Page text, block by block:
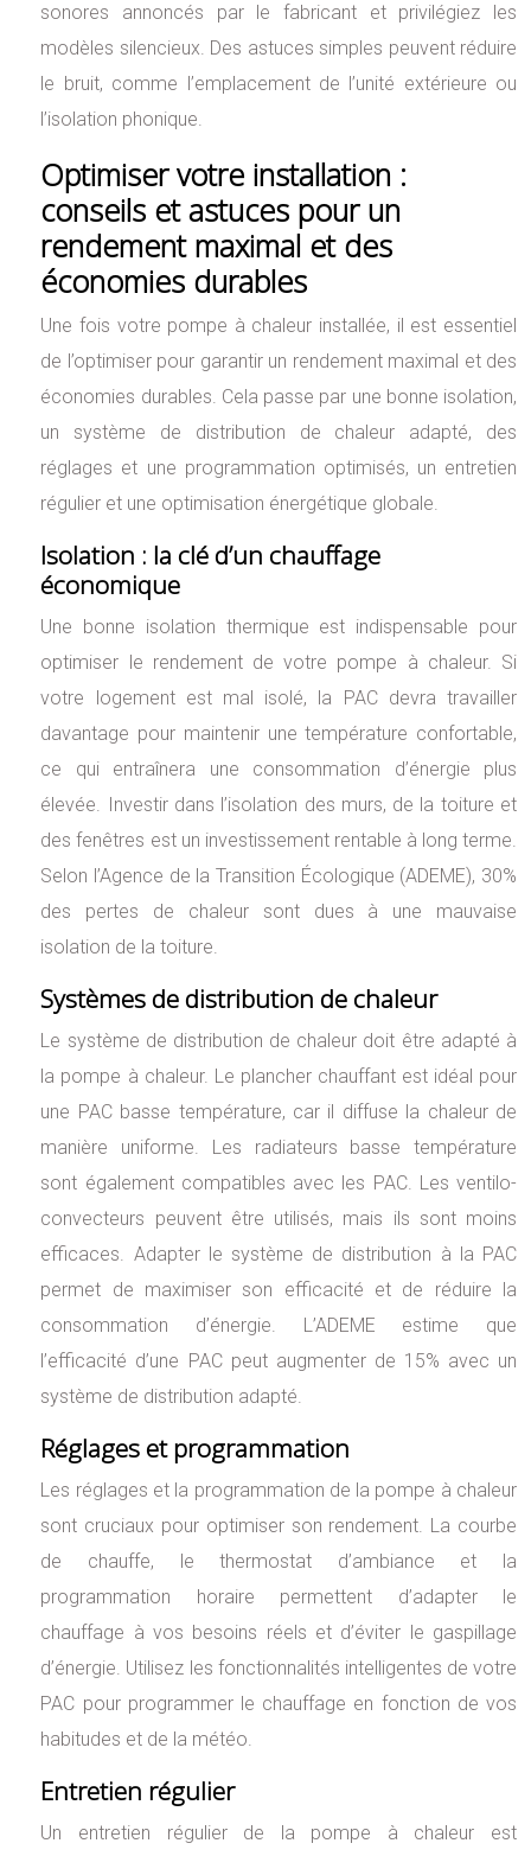
sonores annoncés par le fabricant et privilégiez les
modèles silencieux. Des astuces simples peuvent réduire
le bruit, comme l’emplacement de l’unité extérieure ou
l’isolation phonique.
Optimiser votre installation :
conseils et astuces pour un
rendement maximal et des
économies durables
Une fois votre pompe à chaleur installée, il est essentiel
de l’optimiser pour garantir un rendement maximal et des
économies durables. Cela passe par une bonne isolation,
un système de distribution de chaleur adapté, des
réglages et une programmation optimisés, un entretien
régulier et une optimisation énergétique globale.
Isolation : la clé d’un chauffage
économique
Une bonne isolation thermique est indispensable pour
optimiser le rendement de votre pompe à chaleur. Si
votre logement est mal isolé, la PAC devra travailler
davantage pour maintenir une température confortable,
ce qui entraînera une consommation d’énergie plus
élevée. Investir dans l’isolation des murs, de la toiture et
des fenêtres est un investissement rentable à long terme.
Selon l’Agence de la Transition Écologique (ADEME), 30%
des pertes de chaleur sont dues à une mauvaise
isolation de la toiture.
Systèmes de distribution de chaleur
Le système de distribution de chaleur doit être adapté à
la pompe à chaleur. Le plancher chauffant est idéal pour
une PAC basse température, car il diffuse la chaleur de
manière uniforme. Les radiateurs basse température
sont également compatibles avec les PAC. Les ventilo-
convecteurs peuvent être utilisés, mais ils sont moins
efficaces. Adapter le système de distribution à la PAC
permet de maximiser son efficacité et de réduire la
consommation d’énergie. L’ADEME estime que
l’efficacité d’une PAC peut augmenter de 15% avec un
système de distribution adapté.
Réglages et programmation
Les réglages et la programmation de la pompe à chaleur
sont cruciaux pour optimiser son rendement. La courbe
de chauffe, le thermostat d’ambiance et la
programmation horaire permettent d’adapter le
chauffage à vos besoins réels et d’éviter le gaspillage
d’énergie. Utilisez les fonctionnalités intelligentes de votre
PAC pour programmer le chauffage en fonction de vos
habitudes et de la météo.
Entretien régulier
Un entretien régulier de la pompe à chaleur est